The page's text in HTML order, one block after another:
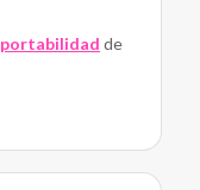
portabilidad de